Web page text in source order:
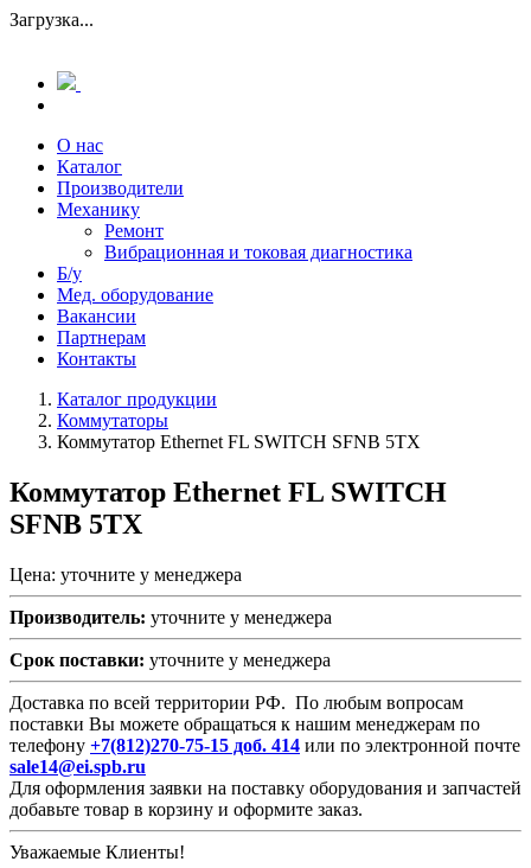
Загрузка...
О нас
Каталог
Производители
Механику
Ремонт
Вибрационная и токовая диагностика
Б/у
Мед. оборудование
Вакансии
Партнерам
Контакты
Каталог продукции
Коммутаторы
Коммутатор Ethernet FL SWITCH SFNB 5TX
Коммутатор Ethernet FL SWITCH
SFNB 5TX
Цена: уточните у менеджера
Производитель: уточните у менеджера
Срок поставки: уточните у менеджера
Доставка по всей территории РФ. По любым вопросам
поставки Вы можете обращаться к нашим менеджерам по
телефону +7(812)270-75-15 доб. 414 или по электронной почте
sale14@ei.spb.ru
Для оформления заявки на поставку оборудования и запчастей
добавьте товар в корзину и оформите заказ.
Уважаемые Клиенты!